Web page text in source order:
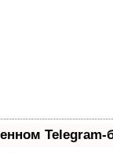
Telegram-